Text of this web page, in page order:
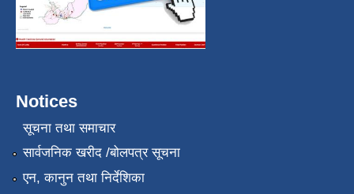
Notices
सूचना तथा समाचार
सार्वजनिक खरीद /बोलपत्र सूचना
एन, कानुन तथा निर्देशिका